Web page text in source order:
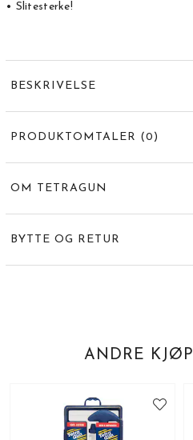
• Slitesterke!
BESKRIVELSE
PRODUKTOMTALER (0 )
OM TETRAGUN
BYTTE OG RETUR
ANDRE